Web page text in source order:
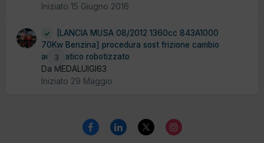
Iniziato 15 Giugno 2016
3
[LANCIA MUSA 08/2012 1360cc 843A1000
70Kw Benzina] procedura sost frizione cambio
automatico robotizzato
Da MEDALUIGI63
Iniziato 29 Maggio